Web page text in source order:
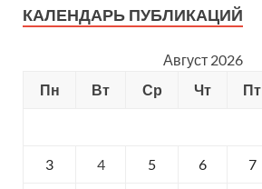
КАЛЕНДАРЬ ПУБЛИКАЦИЙ
Август 2026
Пн
Вт Ср Чт Пт
3 4 5 6 7